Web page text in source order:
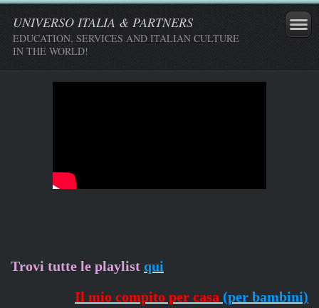
UNIVERSO ITALIA & PARTNERS
EDUCATION, SERVICES AND ITALIAN CULTURE
IN THE WORLD!
Trovi tutte le playlist qui
Il mio compito per casa (per bambini)